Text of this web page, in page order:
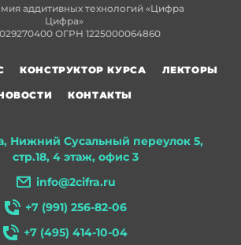
аддитивных технологий «Цифра
Цифра»
ОГРН 1225000064860
Нижний Сусальный переулок 5,
стр.18, 4 этаж, офис 3
info@2cifra.ru
+7 (991) 256-82-06
+7 (495) 414-10-04
КОНСТРУКТОР КУРСА
ЛЕКТОРЫ
КОНТАКТЫ